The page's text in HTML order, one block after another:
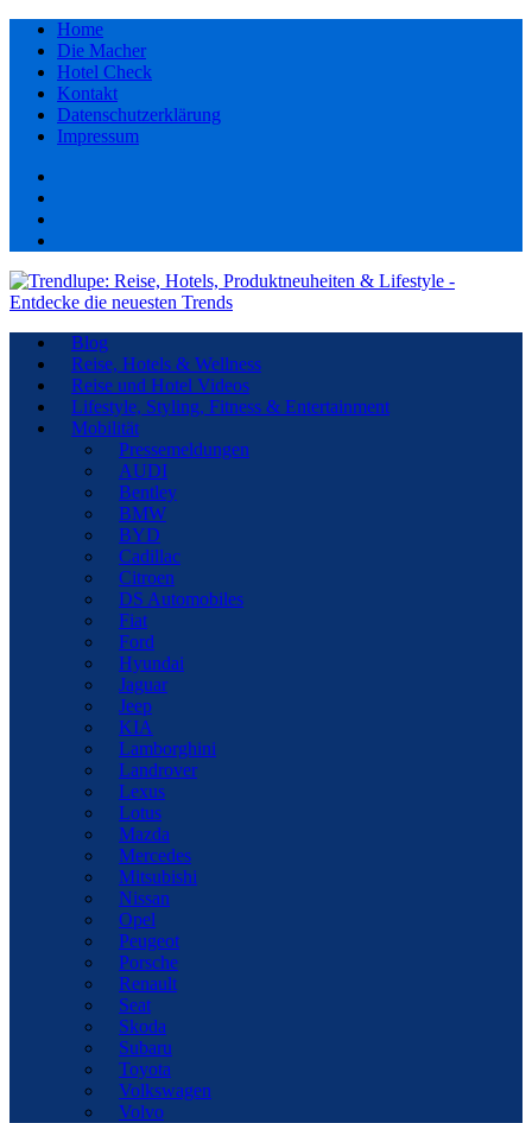
Home
Die Macher
Hotel Check
Kontakt
Datenschutzerklärung
Impressum
Blog
Reise, Hotels & Wellness
Reise und Hotel Videos
Lifestyle, Styling, Fitness & Entertainment
Mobilität
Pressemeldungen
AUDI
Bentley
BMW
BYD
Cadillac
Citroen
DS Automobiles
Fiat
Ford
Hyundai
Jaguar
Jeep
KIA
Lamborghini
Landrover
Lexus
Lotus
Mazda
Mercedes
Mitsubishi
Nissan
Opel
Peugeot
Porsche
Renault
Seat
Skoda
Subaru
Toyota
Volkswagen
Volvo